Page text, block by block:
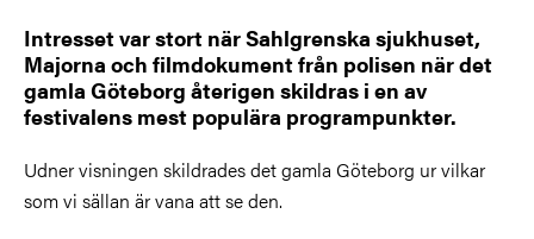
Intresset var stort när Sahlgrenska sjukhuset,
Majorna och filmdokument från polisen när det
gamla Göteborg återigen skildras i en av
festivalens mest populära programpunkter.
Udner visningen skildrades det gamla Göteborg ur vilkar
som vi sällan är vana att se den.